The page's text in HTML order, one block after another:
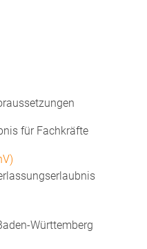
für Fachkräfte
Württemberg